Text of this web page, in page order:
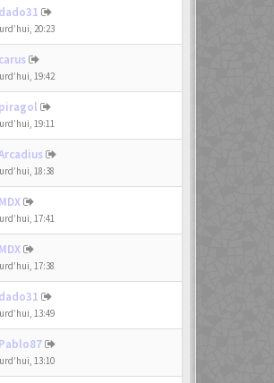
dado31
20:23
carus
19:42
piragol
19:11
18:38
MDX
17:41
MDX
17:38
dado31
13:49
Pablo87
13:10